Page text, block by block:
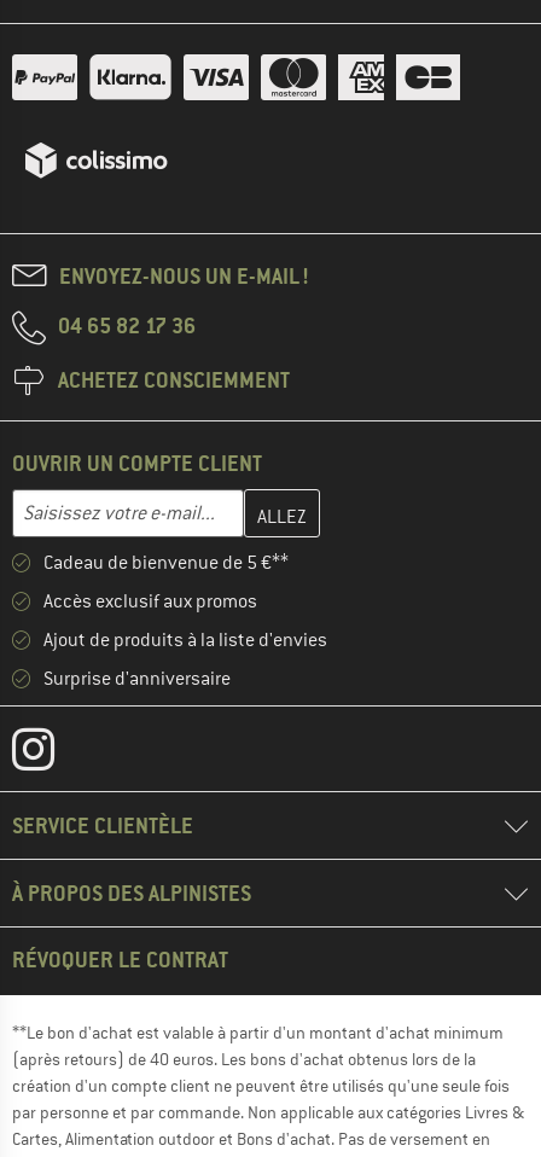
ENVOYEZ-NOUS UN E-MAIL !
04 65 82 17 36
ACHETEZ CONSCIEMMENT
OUVRIR UN COMPTE CLIENT
Adresse e-mail
Entrez votre adresse e-mail ici et créez votre compte client à la
Cadeau de bienvenue de 5 €**
Accès exclusif aux promos
Ajout de produits à la liste d'envies
Surprise d'anniversaire
SERVICE CLIENTÈLE
À PROPOS DES ALPINISTES
RÉVOQUER LE CONTRAT
**Le bon d'achat est valable à partir d'un montant d'achat minimum
(après retours) de 40 euros. Les bons d'achat obtenus lors de la
création d'un compte client ne peuvent être utilisés qu'une seule fois
par personne et par commande. Non applicable aux catégories Livres &
Cartes, Alimentation outdoor et Bons d'achat. Pas de versement en